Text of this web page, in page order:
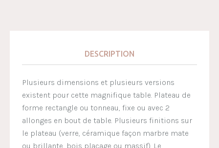
DESCRIPTION
Plusieurs dimensions et plusieurs versions
existent pour cette magnifique table. Plateau de
forme rectangle ou tonneau, fixe ou avec 2
allonges en bout de table. Plusieurs finitions sur
le plateau (verre, céramique façon marbre mate
ou brillante, bois placage ou massif). Le